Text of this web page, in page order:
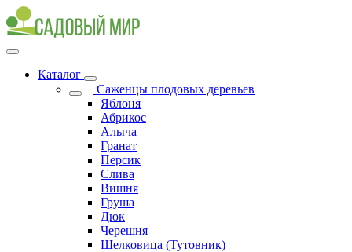
Каталог
Саженцы плодовых деревьев
Яблоня
Абрикос
Алыча
Гранат
Персик
Слива
Вишня
Груша
Дюк
Черешня
Шелковица (Тутовник)